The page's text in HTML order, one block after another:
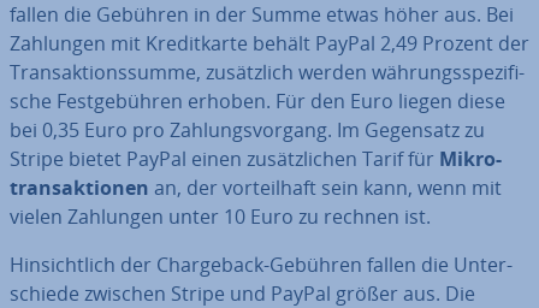
fallen die Gebühren in der Summe etwas höher aus. Bei
Zahlungen mit Kre­dit­kar­te behält PayPal 2,49 Prozent der
Trans­ak­ti­ons­sum­me, zu­sätz­lich werden wäh­rungs­spe­zi­fi­
sche Fest­ge­büh­ren erhoben. Für den Euro liegen diese
bei 0,35 Euro pro Zah­lungs­vor­gang. Im Gegensatz zu
Stripe bietet PayPal einen zu­sätz­li­chen Tarif für Mi­kro­
trans­ak­tio­nen an, der vor­teil­haft sein kann, wenn mit
vielen Zahlungen unter 10 Euro zu rechnen ist.
Hin­sicht­lich der Char­ge­back-Gebühren fallen die Un­ter­
schie­de zwischen Stripe und PayPal größer aus. Die